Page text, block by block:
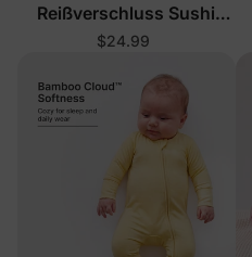
Reißverschluss Sushi
Fußsack
$24.99